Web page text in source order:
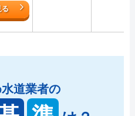
る
道業者の